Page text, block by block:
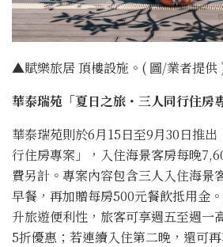
▲賦樂旅居 頂樓設施。( 圖/業者提供
華泰瑞苑「夏日之旅・三人同行住房
華泰瑞苑則於6月15日至9月30日推
行住房專案」，入住海景客房每晚
費另計。專案內容包含三人入住海景
早餐，再加贈每房500元餐飲抵用金
升旅遊便利性，旅客可享週五至週一
5折優惠；若連續入住第二晚，還可